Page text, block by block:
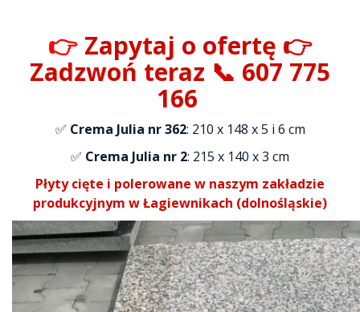
👉 Zapytaj o ofertę 👉
Zadzwoń teraz 📞 607 775
166
✅ Crema Julia nr 362: 210 x 148 x 5 i 6 cm
✅ Crema Julia nr 2: 215 x 140 x 3 cm
Płyty cięte i polerowane w naszym zakładzie
produkcyjnym w Łagiewnikach (dolnośląskie)